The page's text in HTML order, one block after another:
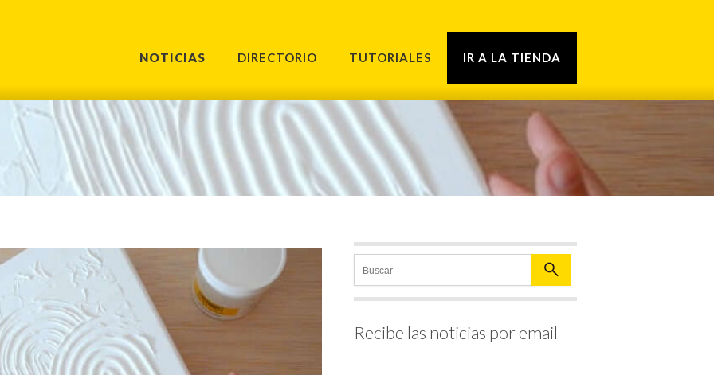
NOTICIAS DIRECTORIO TUTORIALES IR A LA TIENDA
Recibe las noticias por email